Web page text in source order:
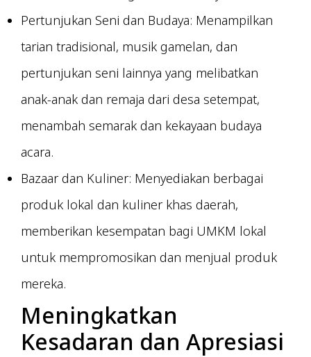
Pertunjukan Seni dan Budaya: Menampilkan
tarian tradisional, musik gamelan, dan
pertunjukan seni lainnya yang melibatkan
anak-anak dan remaja dari desa setempat,
menambah semarak dan kekayaan budaya
acara.
Bazaar dan Kuliner: Menyediakan berbagai
produk lokal dan kuliner khas daerah,
memberikan kesempatan bagi UMKM lokal
untuk mempromosikan dan menjual produk
mereka.
Meningkatkan
Kesadaran dan Apresiasi